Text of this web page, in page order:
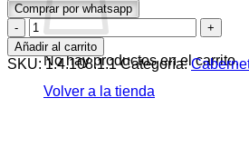
No hay productos en el carrito.
Volver a la tienda
Comprar por whatsapp
Sarapura
Hijos
De
La
Montaña
Añadir al carrito
SKU:1.4.108.1.1 Categoría: